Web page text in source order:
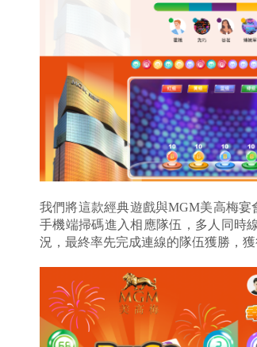
我們將這款經典遊戲與MGM美高梅
手機端掃碼進入相應隊伍，多人同時
況，最終率先完成連線的隊伍獲勝，獲